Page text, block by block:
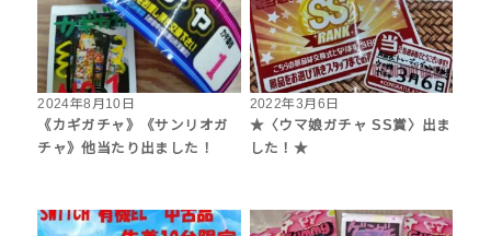
2024年8月10日
《カギガチャ》《サンリオガ
チャ》他当たり出ました！
2022年3月6日
★〈ウマ娘ガチャ SS賞〉出ま
した！★